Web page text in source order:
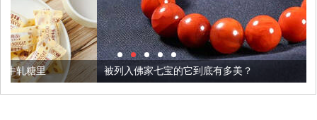
被列入佛家七宝的它到底有多美？